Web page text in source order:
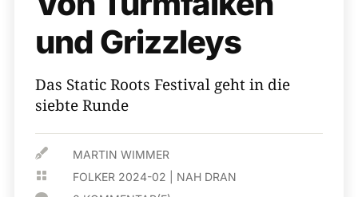
und Grizzleys
Das Static Roots Festival geht in die
siebte Runde
 MARTIN WIMMER
 FOLKER 2024-02 NAH DRAN